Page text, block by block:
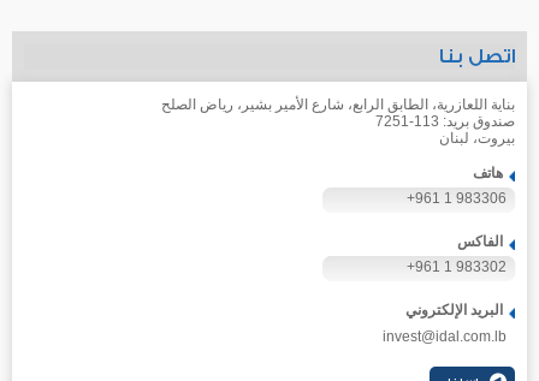
اتصل بنا
بناية اللعازرية، الطابق الرابع، شارع الأمير بشير، رياض الصلح
صندوق بريد: 113-7251
بيروت، لبنان
هاتف
+961 1 983306
الفاكس
+961 1 983302
البريد الإلكتروني
invest@idal.com.lb